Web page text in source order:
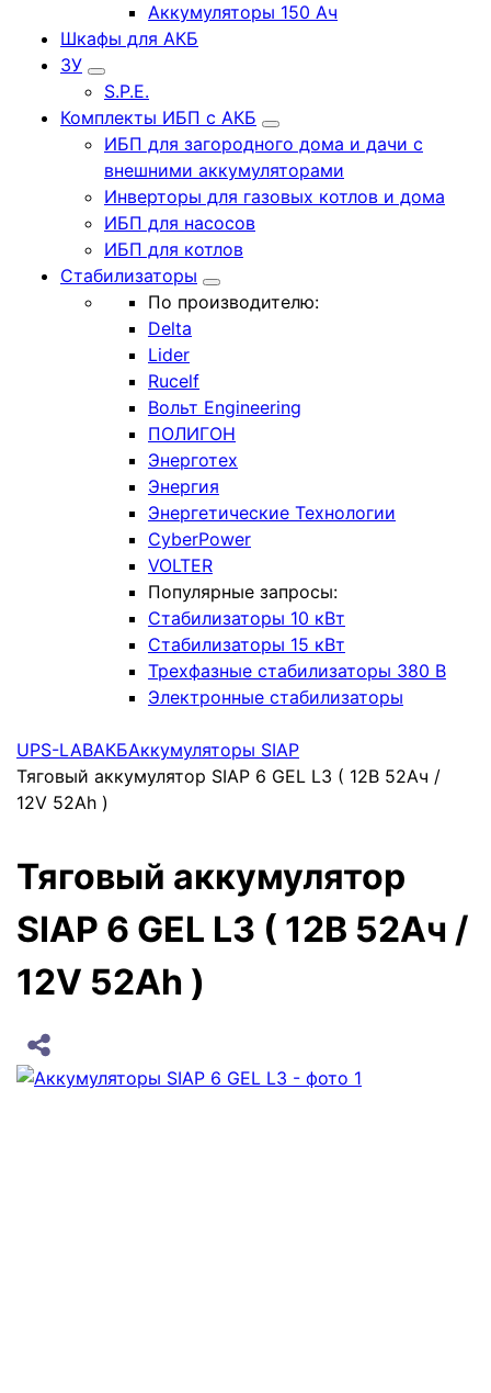
Аккумуляторы 150 Ач
Шкафы для АКБ
ЗУ
S.P.E.
Комплекты ИБП с АКБ
ИБП для загородного дома и дачи с
внешними аккумуляторами
Инверторы для газовых котлов и дома
ИБП для насосов
ИБП для котлов
Стабилизаторы
По производителю:
Delta
Lider
Rucelf
Вольт Engineering
ПОЛИГОН
Энерготех
Энергия
Энергетические Технологии
CyberPower
VOLTER
Популярные запросы:
Стабилизаторы 10 кВт
Стабилизаторы 15 кВт
Трехфазные стабилизаторы 380 В
Электронные стабилизаторы
UPS-LABАКБАккумуляторы SIAP
Тяговый аккумулятор SIAP 6 GEL L3 ( 12В 52Ач /
12V 52Ah )
Тяговый аккумулятор
SIAP 6 GEL L3 ( 12В 52Ач /
12V 52Ah )